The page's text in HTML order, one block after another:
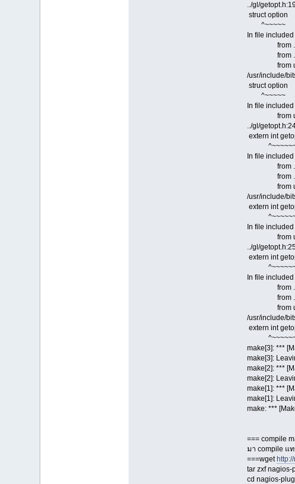
../gl/
struct option
^~~~~~
In file
from ../gl/
from ../
from
/usr/include/
struct option
^~~~~~
In file
from
../gl/
extern int
In file
from ../gl/
from ../
from
/usr/include/
extern int
In file
from
../gl/
extern int
In file
from ../gl/
from ../
from
/usr/include/
extern int
make[3]: ***
make[3]:
make[2]: ***
make[2]:
make[1]: ***
make[1]:
make: ***
=== compile
มา compile แ
===wget
tar zxf nagios-
cd nagios-